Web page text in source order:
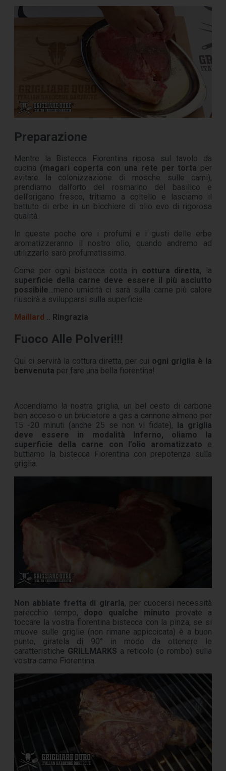
Preparazione
Mentre la Bistecca Fiorentina riposa sul tavolo da
cucina (magari coperta con una rete per torta per
evitare la colonizzazione di mosche sulle carni),
prendiamo dall’orto del rosmarino del basilico e
dell’origano fresco, tritiamo a coltello e lasciamo il
battuto di erbe in un bicchiere di olio evo di rigorosa
qualità.
In queste poche ore i profumi e i gusti delle erbe
aromatizzeranno il nostro olio, quando andremo ad
utilizzarlo sarò profumatissimo.
Come per ogni bistecca cotta in cottura diretta, la
superficie della carne deve essere il più asciutto
possibile…meno umidità ci sarà sulla carne più calore
riuscirà a svilupparsi sulla superficie
Maillard .. Ringrazia
Fuoco Alle Polveri!!!
Qui ci servirà la cottura diretta, per cui ogni griglia è la
benvenuta per fare una bella fiorentina!
Accendiamo la nostra griglia, un bel cesto di carbone
ben acceso o un bruciatore a gas a cannone almeno per
15 -20 minuti (anche 25 se non vi fidate),
la griglia
deve essere in modalità Inferno, oliamo la
superficie della carne con l’olio aromatizzato e
buttiamo la bistecca Fiorentina con prepotenza sulla
griglia.
Non abbiate fretta di girarla, per cuocersi necessità
parecchio tempo, dopo qualche minuto provate a
toccare la vostra fiorentina bistecca con la pinza, se si
muove sulle griglie (non rimane appiccicata) è a buon
punto, giratela di 90° in modo da ottenere le
caratteristiche GRILLMARKS a reticolo (o rombo) sulla
vostra carne Fiorentina.